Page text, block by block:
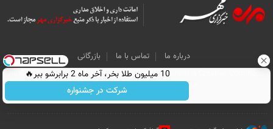
درباره ما تماس با ما
بازرگانی
All Content by Mehr News Agency is licensed under a Creative Commons
Attribution 4.0 International License.
10 میلیون طلا بخر، آخر ماه 2 برابرشو ببر🔥
شرکت در جشنواره